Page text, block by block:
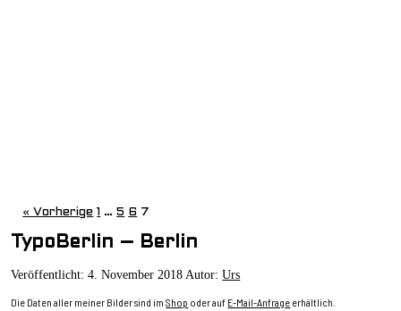
« Vorherige 1 … 5 6 7
TypoBerlin – Berlin
Veröffentlicht:4. November 2018 Autor:Urs
Die Daten aller meiner Bilder sind imShop oder auf E-Mail-Anfrage erhältlich.